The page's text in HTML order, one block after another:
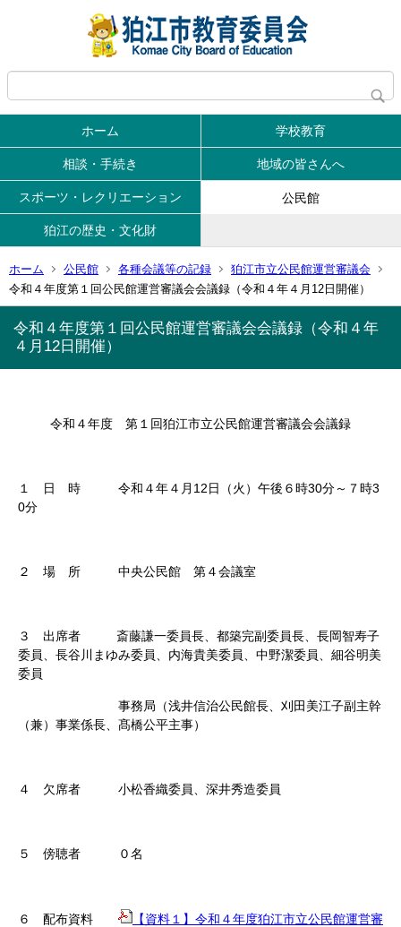
ホーム 学校教育
相談・手続き 地域の皆さんへ
スポーツ・レクリエーション 公民館
狛江の歴史・文化財
ホーム 公民館 各種会議等の記録
狛江市立公民館運営審議会
令和４年度第１回公民館運営審議会会議録（令和４年４月12日開催）
令和４年度第１回公民館運営審議会会議録（令和４年
４月12日開催）
令和４年度 第１回狛江市立公民館運営審議会会議録
１ 日 時 令和４年４月12日（火）午後６時30分～７時3
0分
２ 場 所 中央公民館 第４会議室
３ 出席者 斎藤謙一委員長、都築完副委員長、長岡智寿子
委員、長谷川まゆみ委員、内海貴美委員、中野潔委員、細谷明美
委員
事務局（浅井信治公民館長、刈田美江子副主幹
（兼）事業係長、髙橋公平主事）
４ 欠席者 小松香織委員、深井秀造委員
５ 傍聴者 ０名
６ 配布資料
【資料１】令和４年度狛江市立公民館運営審